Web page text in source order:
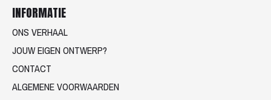
INFORMATIE
ONS VERHAAL
JOUW EIGEN ONTWERP?
CONTACT
ALGEMENE VOORWAARDEN